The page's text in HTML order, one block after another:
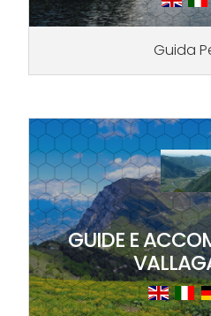
Guida
GUIDE E